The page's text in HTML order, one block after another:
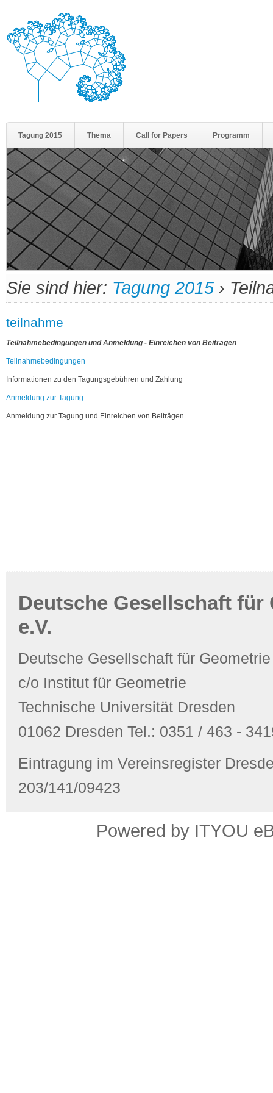
Tagung 2015 Thema Call for Papers Programm
Sie sind hier: Tagung 2015 ›
teilnahme
Teilnahmebedingungen und Anmeldung - Einreichen von Beiträgen
Teilnahmebedingungen
Informationen zu den Tagungsgebühren und Zahlung
Anmeldung zur Tagung
Anmeldung zur Tagung und Einreichen von Beiträgen
Deutsche Gesellschaft für
e.V.
Deutsche Gesellschaft für
c/o Institut für Geometrie
Technische Universität Dresden
01062 Dresden Tel.: 0351 / 463 -
Eintragung im Vereinsregister
203/141/09423
Powered by ITYOU